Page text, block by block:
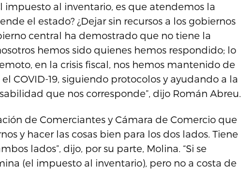
impuesto al inventario, es que atendemos la
el estado? ¿Dejar sin recursos a los gobiernos
central ha demostrado que no tiene la
hemos sido quienes hemos respondido; lo
en la crisis fiscal, nos hemos mantenido de
COVID-19, siguiendo protocolos y ayudando a la
que nos corresponde”, dijo Román Abreu.
de Comerciantes y Cámara de Comercio que
y hacer las cosas bien para los dos lados. Tiene
lados”, dijo, por su parte, Molina. “Si se
(el impuesto al inventario), pero no a costa de